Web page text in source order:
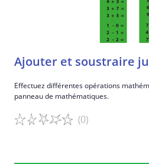
Ajouter et soustraire
Effectuez différentes opérations
panneau de mathématiques.
(0)